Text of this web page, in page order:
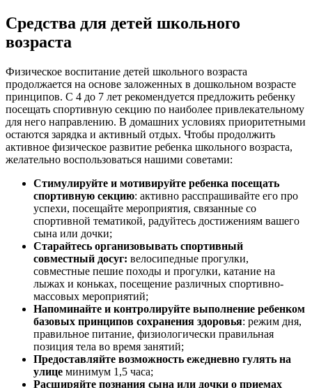
Средства для детей школьного
возраста
Физическое воспитание детей школьного возраста
продолжается на основе заложенных в дошкольном возрасте
принципов. С 4 до 7 лет рекомендуется предложить ребенку
посещать спортивную секцию по наиболее привлекательному
для него направлению. В домашних условиях приоритетными
остаются зарядка и активный отдых. Чтобы продолжить
активное физическое развитие ребенка школьного возраста,
желательно воспользоваться нашими советами:
Стимулируйте и мотивируйте ребенка посещать
спортивную секцию: активно расспрашивайте его про
успехи, посещайте мероприятия, связанные со
спортивной тематикой, радуйтесь достижениям вашего
сына или дочки;
Старайтесь организовывать спортивный
совместный досуг: велосипедные прогулки,
совместные пешие походы и прогулки, катание на
лыжах и коньках, посещение различных спортивно-
массовых мероприятий;
Напоминайте и контролируйте выполнение ребенком
базовых принципов сохранения здоровья: режим дня,
правильное питание, физиологически правильная
позиция тела во время занятий;
Предоставляйте возможность ежедневно гулять на
улице минимум 1,5 часа;
Расширяйте познания сына или дочки о приемах